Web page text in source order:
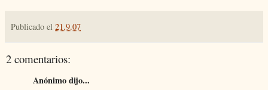
Publicado el 21.9.07
2 comentarios:
Anónimo dijo...